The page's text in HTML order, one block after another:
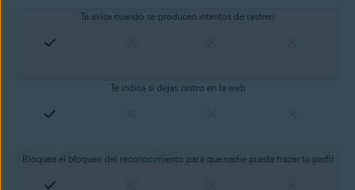
Te avisa cuando se producen intentos de rastreo
Te indica si dejas rastro en la web
Bloquea el bloqueo del reconocimiento para que nadie pueda trazar tu perfil